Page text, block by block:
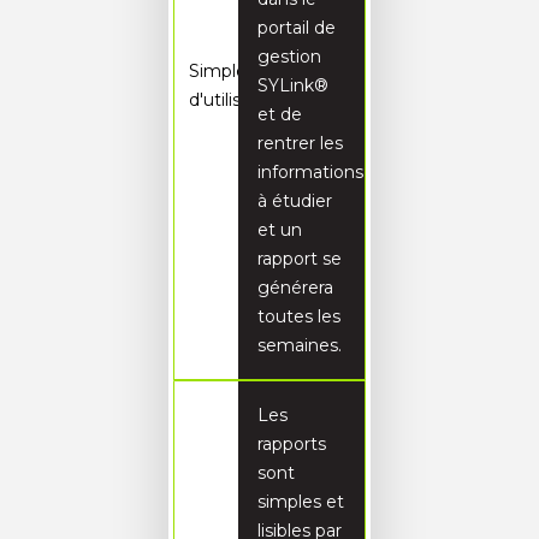
Simple
d'utilisation
portail de
gestion
SYLink®
et de
rentrer les
informations
à étudier
et un
rapport se
générera
toutes les
semaines.
Les
rapports
sont
simples et
lisibles par